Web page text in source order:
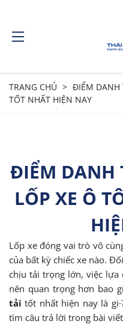
TRANG CHỦ
ĐIỂM DANH
TỐT NHẤT HIỆN NAY
ĐIỂM DANH
LỐP XE Ô
Lốp xe đóng vai trò vô
của bất kỳ chiếc xe nào.
chịu tải trọng lớn, việc
nên quan trọng hơn bao
tải tốt nhất hiện nay là
tìm câu trả lời trong bài